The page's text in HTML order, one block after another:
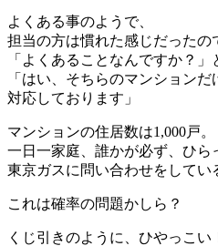
よくある事のようで、
担当の方は慣れた感じだったの
「よくあることなんですか？」
「はい、そちらのマンション
対応しております」
マンションの住居数は1,000戸。
一日一家庭、誰かが必ず、ひら
東京ガスに問い合わせをしてい
これは確率の問題かしら？
くじ引きのように、ひやっこい